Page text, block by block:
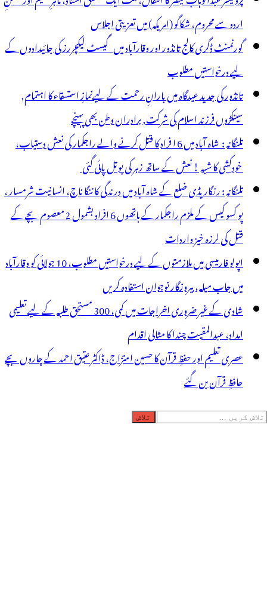
اردو سے محروم، شکاگو (امریکہ) میں تعزیتی اجلاس
گورنمنٹ ڈگری کالج تانڈور اور وقارآباد میں گیسٹ لیکچررز کی جائیدادوں کے
لیے درخواستیں مطلوب
تانڈور کی جدید عیدگاہ میں بارانِ رحمت کے لیےنمازِ استسقاء کا اہتمام,
سینکڑوں فرزند اسلام کی شرکت, برادران وطن بھی پہنچے
تلنگانہ : شاہ آباد میں 6 ا فراد کا قتل کرنے والے راجکمار کی نعش دستیاب،
خودکشی کا شبہ ! نعش کے ساتھ زہر کی بوتل پائی گئی
تلنگانہ : رنگاریڈی ضلع کے شاہ آباد میں درندگی کا ننگا ناچ، انسانیت شرمسار ،
پو کسو کیس کے ملزم راجکمار کے ہاتھوں 6 افراد بشمول 2 معصوم بچے کے
قتل کی لرزہ خیز واردات
اپولو فارمیسی میں ملازمتوں کے لیے درخواستیں مطلوب، 10 جولائی کو وقارآباد
میں جاب میلہ، بیروزگار نوجوان استفادہ کریں
شادی کے غیر ضروری اخراجات میں کمی، 300 مستحق طلبہ کے لیے تعلیمی
امداد، عبدالمقیت چندا کا مثالی اقدام
عصری تعلیم اور حفظِ قرآن کا حسین امتزاج، ڈاکٹر عتیق احمد کے چاروں بچے
حافظِ قرآن بن گئے
تلاش